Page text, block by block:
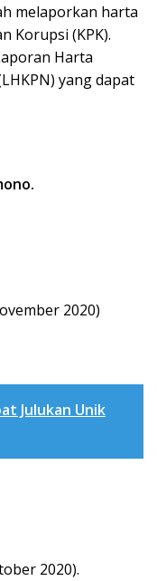
melaporkan harta
Korupsi (KPK).
Harta
yang dapat
2020)
Julukan Unik
2020).